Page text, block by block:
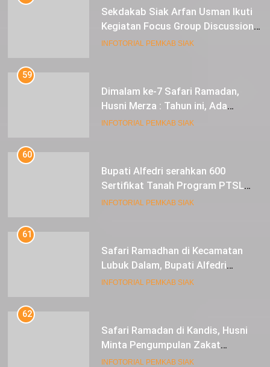
Sekdakab Siak Arfan Usman Ikuti
Kegiatan Focus Group Discussion
Tentang Kebijakan Penganggaran
INFOTORIAL PEMKAB SIAK
59
Dimalam ke-7 Safari Ramadan,
Husni Merza : Tahun ini, Ada
Perbaikan Jalan Lintas Siak ke
INFOTORIAL PEMKAB SIAK
60
Bupati Alfedri serahkan 600
Sertifikat Tanah Program PTSL
kepada Masyarakat Tualang
INFOTORIAL PEMKAB SIAK
61
Safari Ramadhan di Kecamatan
Lubuk Dalam, Bupati Alfedri
Mengingatkan Masyarakat
INFOTORIAL PEMKAB SIAK
62
Safari Ramadan di Kandis, Husni
Minta Pengumpulan Zakat
Meningkat
INFOTORIAL PEMKAB SIAK